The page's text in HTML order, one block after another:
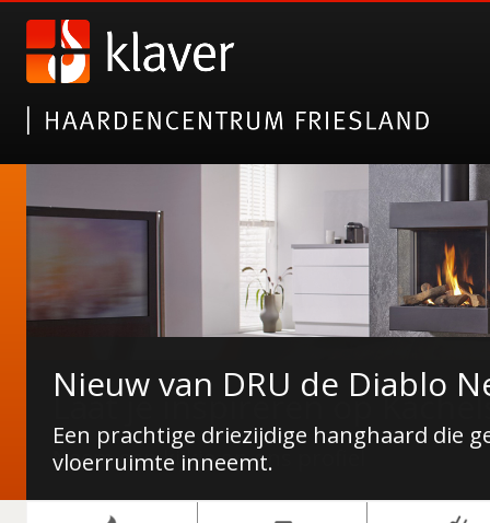
Laat je inspireren op
Neem een kijkje op ons profiel
NAVIGATIE